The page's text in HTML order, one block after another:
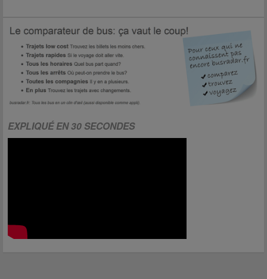
EXPLIQUÉ EN 30 SECONDES